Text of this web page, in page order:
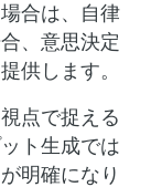
合は、自律
、意思決定
供します。
点で捉える
ト生成では
明確になり